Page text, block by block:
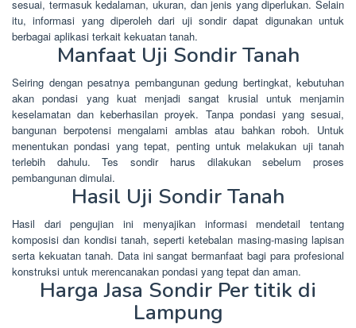
sesuai, termasuk kedalaman, ukuran, dan jenis yang diperlukan. Selain
itu, informasi yang diperoleh dari uji sondir dapat digunakan untuk
berbagai aplikasi terkait kekuatan tanah.
Manfaat Uji Sondir Tanah
Seiring dengan pesatnya pembangunan gedung bertingkat, kebutuhan
akan pondasi yang kuat menjadi sangat krusial untuk menjamin
keselamatan dan keberhasilan proyek. Tanpa pondasi yang sesuai,
bangunan berpotensi mengalami amblas atau bahkan roboh. Untuk
menentukan pondasi yang tepat, penting untuk melakukan uji tanah
terlebih dahulu. Tes sondir harus dilakukan sebelum proses
pembangunan dimulai.
Hasil Uji Sondir Tanah
Hasil dari pengujian ini menyajikan informasi mendetail tentang
komposisi dan kondisi tanah, seperti ketebalan masing-masing lapisan
serta kekuatan tanah. Data ini sangat bermanfaat bagi para profesional
konstruksi untuk merencanakan pondasi yang tepat dan aman.
Harga Jasa Sondir Per titik di
Lampung